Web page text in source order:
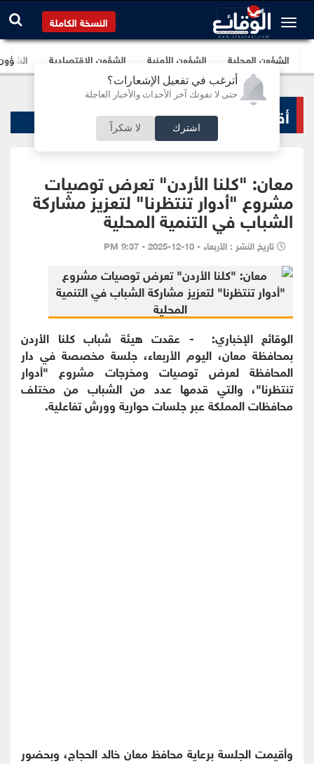
أترغب في تفعيل الإشعارات؟
حتى لا تفوتك آخر الأحداث والأخبار العاجلة
اشترك لا شكراً
النسخة الكاملة
الشؤون المحلية الشؤون الأمنية الشؤون الإقتصادية
أقاليم و محافظات
معان: "كلنا الأردن" تعرض توصيات
مشروع "أدوار تنتظرنا" لتعزيز مشاركة
الشباب في التنمية المحلية
تاريخ النشر : الأربعاء - 10-12-2025 - 9:37 PM
الوقائع الإخباري: - عقدت هيئة شباب كلنا الأردن
بمحافظة معان، اليوم الأربعاء، جلسة مخصصة في دار
المحافظة لعرض توصيات ومخرجات مشروع "أدوار
تنتظرنا"، والتي قدمها عدد من الشباب من مختلف
محافظات المملكة عبر جلسات حوارية وورش تفاعلية.
وأقيمت الجلسة برعاية محافظ معان خالد الحجاج، وبحضور